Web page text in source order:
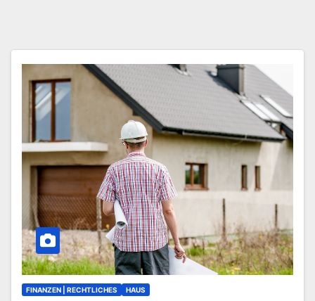
FINANZEN | RECHTLICHES HAUS